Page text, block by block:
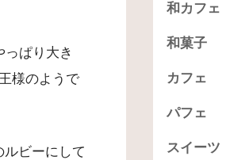
っぱり大き
様のようで
ルビーにして
和カフェ
和菓子
カフェ
パフェ
スイーツ